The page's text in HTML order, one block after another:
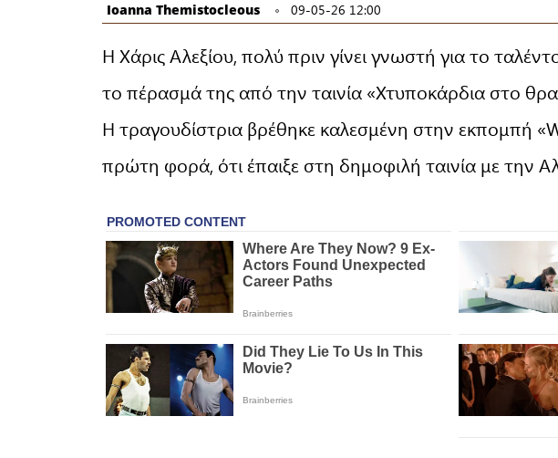
Ioanna Themistocleous 09-05-26 12:00
Η Χάρις Αλεξίου, πολύ πριν γίνει γνωστή για το
το πέρασμά της από την ταινία «Χτυποκάρδια στο
Η τραγουδίστρια βρέθηκε καλεσμένη στην εκπομπή
πρώτη φορά, ότι έπαιξε στη δημοφιλή ταινία με την